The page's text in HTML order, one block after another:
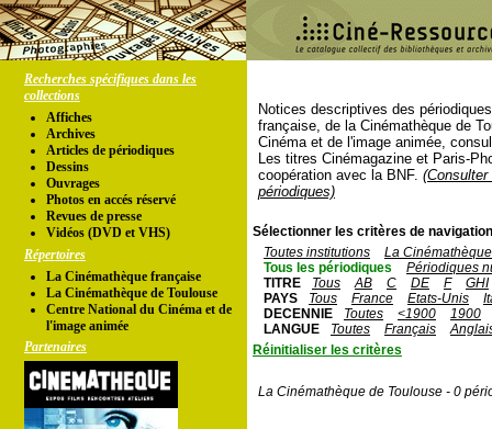
Recherches spécifiques dans les
collections
Affiches
Archives
Articles de périodiques
Dessins
Ouvrages
Photos en accés réservé
Revues de presse
Vidéos (DVD et VHS)
Répertoires
La Cinémathèque française
La Cinémathèque de Toulouse
Centre National du Cinéma et de
l'image animée
Partenaires
Notices descriptives des
française, de la Cinémathèque de
Cinéma et de l'image animée,
Les titres Cinémagazine et Paris-
coopération avec la BNF.
périodiques)
Sélectionner les critères de
Toutes institutions
La
Tous les périodiques
Périodiques
TITRE
Tous AB C DE F
GHI
PAYS
Tous France Etats-Unis
DECENNIE
Toutes <1900
1900
LANGUE
Toutes Français
Réinitialiser les critères
La Cinémathèque de Toulouse - 0